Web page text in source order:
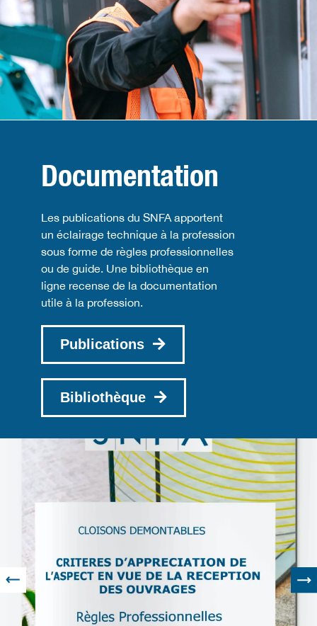
Documentation
Les publications du SNFA apportent
un éclairage technique à la profession
sous forme de règles professionnelles
ou de guide. Une bibliothèque en
ligne recense de la documentation
utile à la profession.
Publications
Bibliothèque